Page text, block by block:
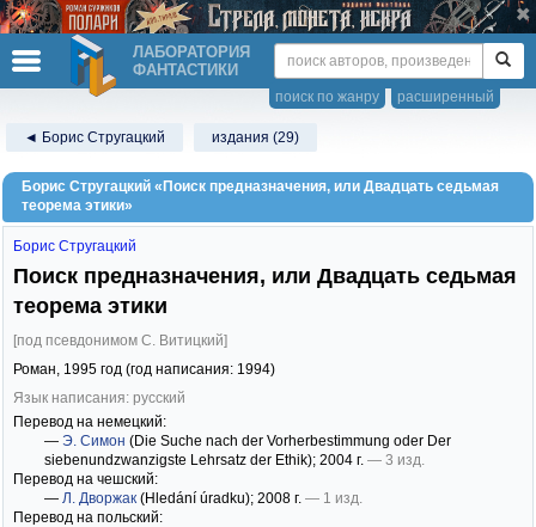
ЛАБОРАТОРИЯ
ФАНТАСТИКИ
расширенный
поиск по жанру
◄ Борис Стругацкий издания (29)
Борис Стругацкий «Поиск предназначения, или Двадцать седьмая
теорема этики»
Борис Стругацкий
Поиск предназначения, или Двадцать седьмая
теорема этики
[под псевдонимом С. Витицкий]
Роман, 1995 год (год написания: 1994)
Язык написания: русский
Перевод на немецкий:
— Э. Симон (Die Suche nach der Vorherbestimmung oder Der
siebenundzwanzigste Lehrsatz der Ethik); 2004 г. — 3 изд.
Перевод на чешский:
— Л. Дворжак (Hledání úradku); 2008 г. — 1 изд.
Перевод на польский: